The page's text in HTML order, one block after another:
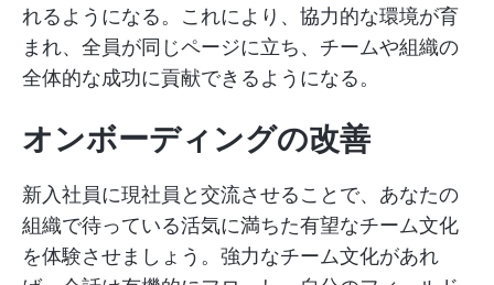
れるようになる。これにより、協力的な環境が育
まれ、全員が同じページに立ち、チームや組織の
全体的な成功に貢献できるようになる。
オンボーディングの改善
新入社員に現社員と交流させることで、あなたの
組織で待っている活気に満ちた有望なチーム文化
を体験させましょう。強力なチーム文化があれ